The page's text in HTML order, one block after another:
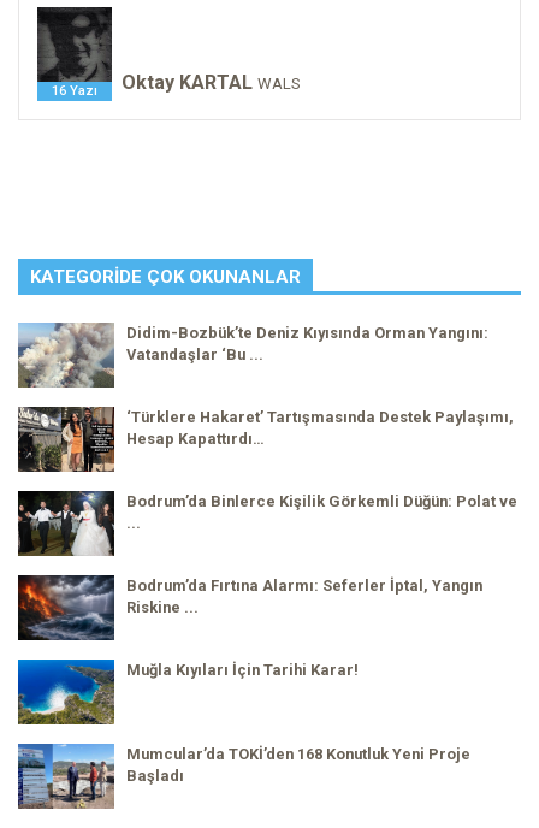
16 Yazı Oktay KARTAL WALS
KATEGORIDE ÇOK OKUNANLAR
Didim-Bozbük’te Deniz Kıyısında Orman Yangını:
Vatandaşlar ‘Bu ...
‘Türklere Hakaret’ Tartışmasında Destek Paylaşımı,
Hesap Kapattırdı…
Bodrum’da Binlerce Kişilik Görkemli Düğün: Polat ve
...
Bodrum’da Fırtına Alarmı: Seferler İptal, Yangın
Riskine ...
Muğla Kıyıları İçin Tarihi Karar!
Mumcular’da TOKİ’den 168 Konutluk Yeni Proje
Başladı